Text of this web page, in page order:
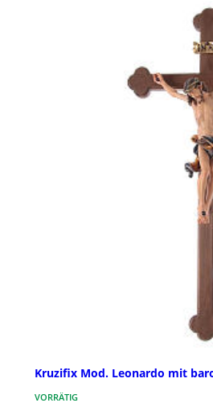
Kruzifix Mod. Leonardo mit
VORRÄTIG